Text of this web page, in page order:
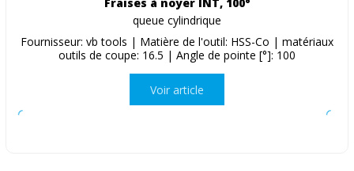
queue cylindrique
Fournisseur: vb tools | Matière de l'outil: HSS-Co | matériaux
outils de coupe: 16.5 | Angle de pointe [°]: 100
Voir article